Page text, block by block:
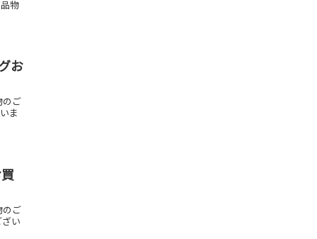
物
お
のご
ま
のご
い